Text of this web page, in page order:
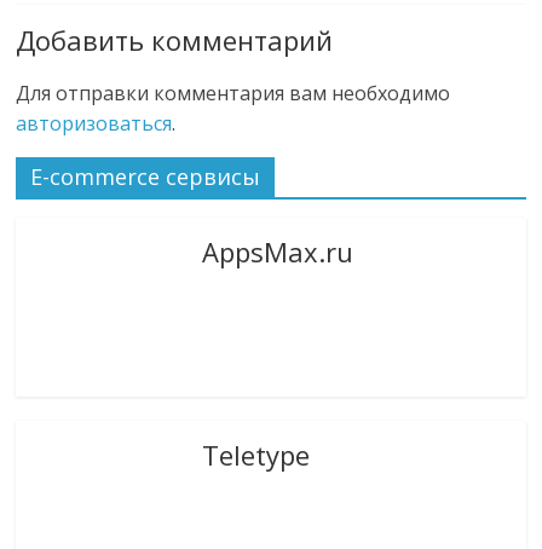
Добавить комментарий
Для отправки комментария вам необходимо
авторизоваться.
E-commerce сервисы
AppsMax.ru
Teletype